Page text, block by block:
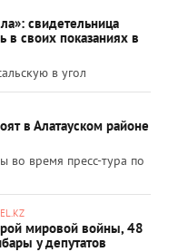
свидетельница
в своих показаниях в
в угол
в Алатауском районе
во время пресс-тура по
мировой войны, 48
у депутатов